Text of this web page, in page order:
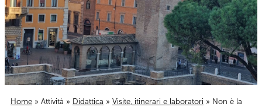
Home » Attività » Didattica » Visite, itinerari e laboratori » Non è la